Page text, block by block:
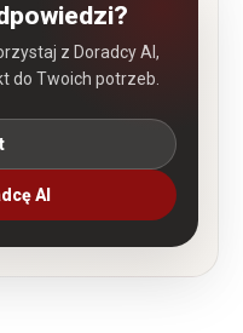
z Doradcy AI,
do Twoich potrzeb.
AI